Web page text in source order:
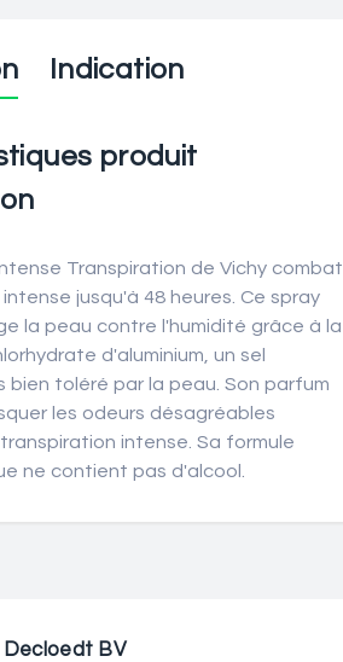
Indication
produit
Transpiration de Vichy combat
jusqu'à 48 heures. Ce spray
la peau contre l'humidité grâce à la
d'aluminium, un sel
bien toléré par la peau. Son parfum
les odeurs désagréables
intense. Sa formule
ne contient pas d'alcool.
BV